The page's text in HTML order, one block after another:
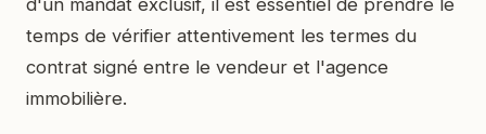
temps de vérifier attentivement les termes du
contrat signé entre le vendeur et l'agence
immobilière.